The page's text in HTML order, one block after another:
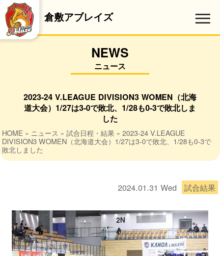
倉敷アブレイズ
NEWS
ニュース
2023-24 V.LEAGUE DIVISION3 WOMEN（北海
道大会）1/27は3-0で敗北、1/28も0-3で敗北しま
した
HOME » ニュース »試合日程・結果 » 2023-24 V.LEAGUE
DIVISION3 WOMEN（北海道大会）1/27は3-0で敗北、1/28も0-3で
敗北しました
2024.01.31 Wed 試合結果